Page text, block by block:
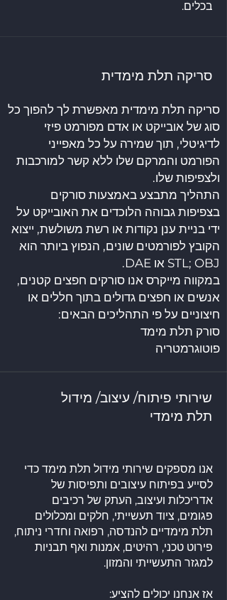
בכלים.
סריקה תלת מימדית
סריקה תלת מימדית מאפשרת לך להפוך כל
סוג של אובייקט או אדם מפורמט פיזי
לדיגיטלי, תוך שמירה על כל מאפייני
הפורמט והמרקם שלו ללא קשר למורכבות
ולצפיפות שלו.
התהליך מתבצע באמצעות סורקים
בצפיפות גבוהה הלוכדים את האובייקט על
ידי בניית ענן נקודות או רשת משולשת, ייצוא
הקובץ לפורמטים שונים, הנפוץ ביותר הוא
STL; OBJ או DAE.
במקווה מייקרס אנו סורקים חפצים קטנים,
אנשים או חפצים גדולים בתוך חללים או
חיצוניים על פי התהליכים הבאים:
סורק תלת מימד
פוטוגרמטריה
שירותי פיתוח/ עיצוב/ מידול
תלת מימדי
אנו מספקים שירותי מידול תלת מימד כדי
לסייע בפיתוח עיצובים ותפיסות של
אדריכלות ועיצוב, העתק של רכיבים
פגומים, ציוד תעשייתי, חלקים ומכלולים
תלת מימדיים להנדסה, רפואה וחדרי ניתוח,
פירוט טכני, רהיטים, אמנות ואף תבניות
למגזר התעשייתי והמזון.
אז אנחנו יכולים להציע: